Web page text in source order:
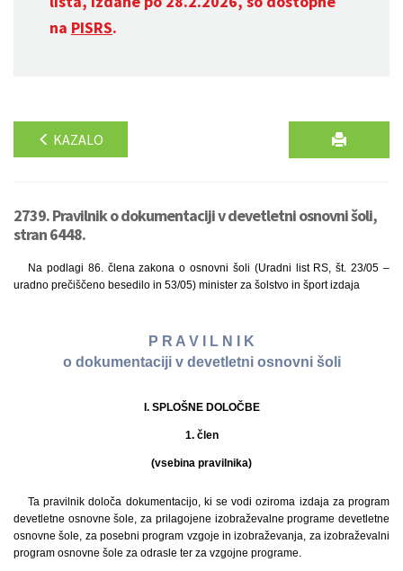
na PISRS.
KAZALO
2739. Pravilnik o dokumentaciji v devetletni osnovni šoli,
stran 6448.
Na podlagi 86. člena zakona o osnovni šoli (Uradni list RS, št. 23/05 –
uradno prečiščeno besedilo in 53/05) minister za šolstvo in šport izdaja
P R A V I L N I K
o dokumentaciji v devetletni osnovni šoli
I. SPLOŠNE DOLOČBE
1. člen
(vsebina pravilnika)
Ta pravilnik določa dokumentacijo, ki se vodi oziroma izdaja za program
devetletne osnovne šole, za prilagojene izobraževalne programe devetletne
osnovne šole, za posebni program vzgoje in izobraževanja, za izobraževalni
program osnovne šole za odrasle ter za vzgojne programe.